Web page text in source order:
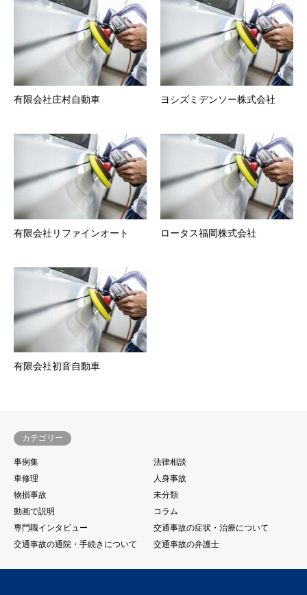
有限会社庄村自動車 ヨシズミデンソー株式会社
有限会社リファインオート ロータス福岡株式会社
有限会社初音自動車
カテゴリー
事例集
法律相談
車修理
人身事故
物損事故
未分類
動画で説明
コラム
専門職インタビュー
交通事故の症状・治療について
交通事故の通院・手続きについて
交通事故の弁護士